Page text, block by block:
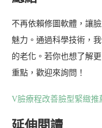
不再依賴修圖軟體，讓
魅力。通過科學技術，
的老化。若你也想了解
重點，歡迎來詢問！
V臉療程改善臉型緊緻推